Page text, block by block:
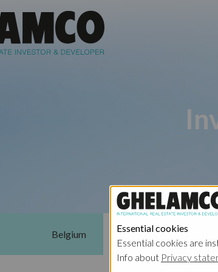
Belgium Poland -
Essential cookies
Essential cookies are
Info about Privacy